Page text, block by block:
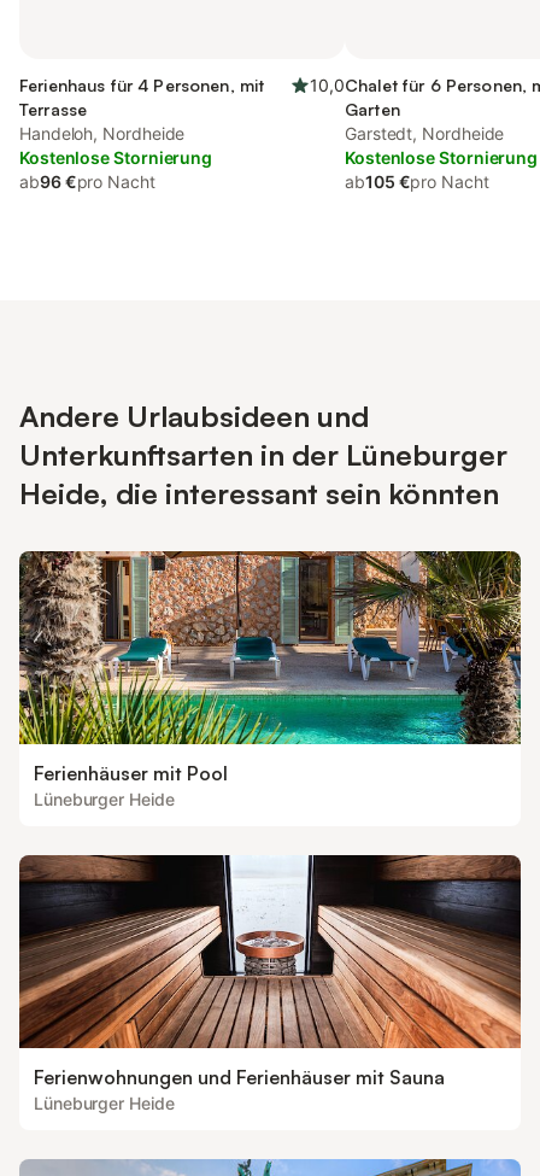
Ferienhaus für 4 Personen, mit
Terrasse
10,0
Handeloh, Nordheide
Kostenlose Stornierung
ab96 €pro Nacht
Chalet für 6 Personen,
Garten
Garstedt, Nordheide
Kostenlose Stornierung
ab105 €pro Nacht
Andere Urlaubsideen und
Unterkunftsarten in der Lüneburger
Heide, die interessant sein könnten
Ferienhäuser mit Pool
Lüneburger Heide
Ferienwohnungen und Ferienhäuser mit Sauna
Lüneburger Heide